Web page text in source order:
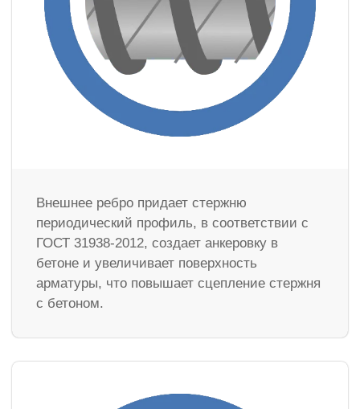
Внешнее ребро придает стержню
периодический профиль, в соответствии с
ГОСТ 31938-2012, создает анкеровку в
бетоне и увеличивает поверхность
арматуры, что повышает сцепление стержня
с бетоном.